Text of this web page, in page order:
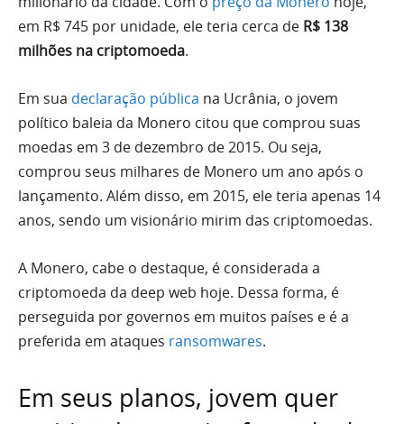
em R$ 745 por unidade, ele teria cerca de R$ 138
milhões na criptomoeda.
Em sua declaração pública na Ucrânia, o jovem
político baleia da Monero citou que comprou suas
moedas em 3 de dezembro de 2015. Ou seja,
comprou seus milhares de Monero um ano após o
lançamento. Além disso, em 2015, ele teria apenas 14
anos, sendo um visionário mirim das criptomoedas.
A Monero, cabe o destaque, é considerada a
criptomoeda da deep web hoje. Dessa forma, é
perseguida por governos em muitos países e é a
preferida em ataques ransomwares.
Em seus planos, jovem quer